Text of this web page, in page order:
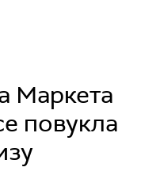
Маркета
повукла